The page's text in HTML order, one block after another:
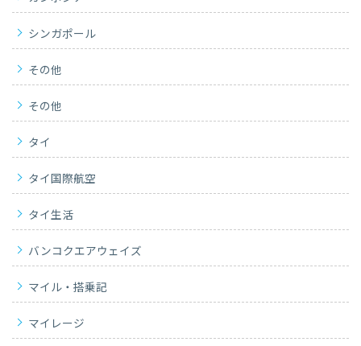
シンガポール
その他
その他
タイ
タイ国際航空
タイ生活
バンコクエアウェイズ
マイル・搭乗記
マイレージ